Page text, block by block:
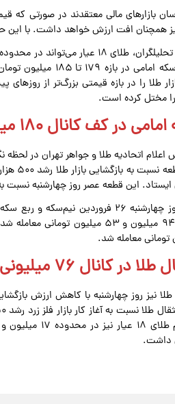
همچنان افت ارزش خواهد داشت. با این
سکه، سکه امامی
طلا را در بازه‌ قیمتی بزرگ‌تر از
مختل کرده است.
در کف کانال ۱۸۰ میلیون تومانی معامله شد
ایستاد. این قطعه عصر روز چهارشنبه نسبت
تومانی معامله شد.
در کانال ۷۶ میلیونی ایستاد
نیز روز چهارشنبه با کاهش ارزش
داشت.